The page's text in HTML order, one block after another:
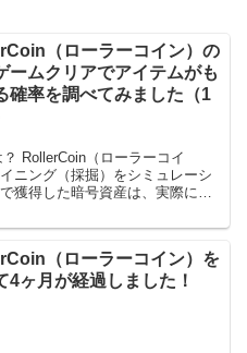
（ローラーコイン）の
ームクリアでアイテムがも
確率を調べてみました（1
RollerCoin（ローラーコイ
ニング（採掘）をシミュレーシ
獲得した暗号資産は、実際にそ
（ローラーコイン）を
4ヶ月が経過しました！